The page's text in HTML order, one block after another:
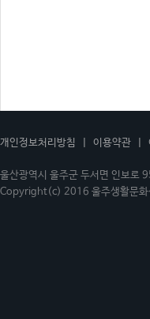
개인정보처리방침 이용약관
울산광역시 울주군 두서면 인
Copyright(c) 2016 울주생활문